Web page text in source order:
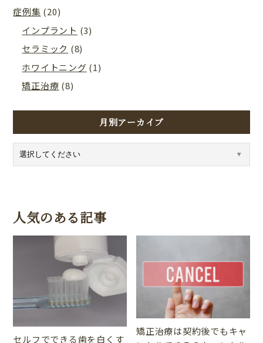
症例集 (20)
インプラント (3)
セラミック (8)
ホワイトニング (1)
矯正治療 (8)
月別アーカイブ
人気のある記事
セルフでできる歯を白くす
矯正治療は契約後でもキャ